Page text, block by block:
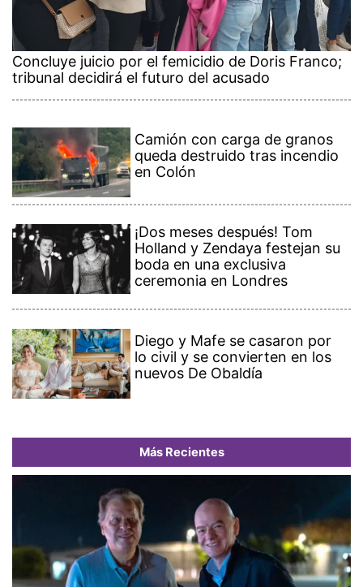
Concluye juicio por el femicidio de Doris Franco;
tribunal decidirá el futuro del acusado
Camión con carga de granos
queda destruido tras incendio
en Colón
¡Dos meses después! Tom
Holland y Zendaya festejan su
boda en una exclusiva
ceremonia en Londres
Diego y Mafe se casaron por
lo civil y se convierten en los
nuevos De Obaldía
Más Recientes